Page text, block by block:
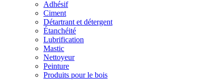
Adhésif
Ciment
Détartrant et détergent
Étanchéité
Lubrification
Mastic
Nettoyeur
Peinture
Produits pour le bois